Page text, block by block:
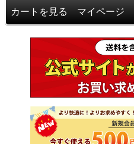
カートを見る マイページ